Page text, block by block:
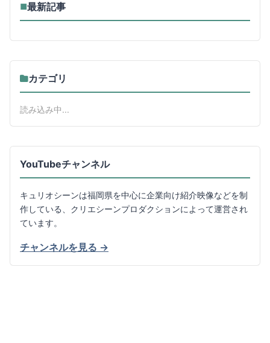
■最新記事
カテゴリ
読み込み中...
YouTubeチャンネル
キュリオシーンは福岡県を中心に企業向け紹介映像などを制
作している、クリエシーンプロダクションによって運営され
ています。
チャンネルを見る →